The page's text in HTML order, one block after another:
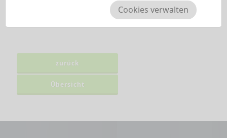
Cookies verwalten
zurück
Übersicht